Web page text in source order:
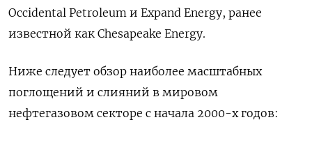
Occidental Petroleum и Expand Energy, ранее
известной как Chesapeake Energy.
Ниже следует обзор наиболее масштабных
поглощений и слияний в мировом
нефтегазовом секторе с начала 2000-х годов: